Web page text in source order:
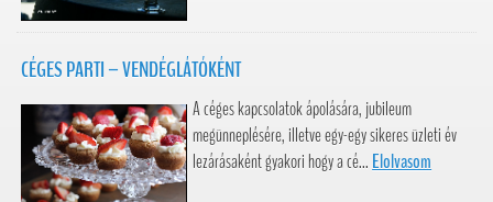
CÉGES PARTI – VENDÉGLÁTÓKÉNT
A céges kapcsolatok ápolására, jubileum
megünneplésére, illetve egy-egy sikeres üzleti év
lezárásaként gyakori hogy a cé... Elolvasom